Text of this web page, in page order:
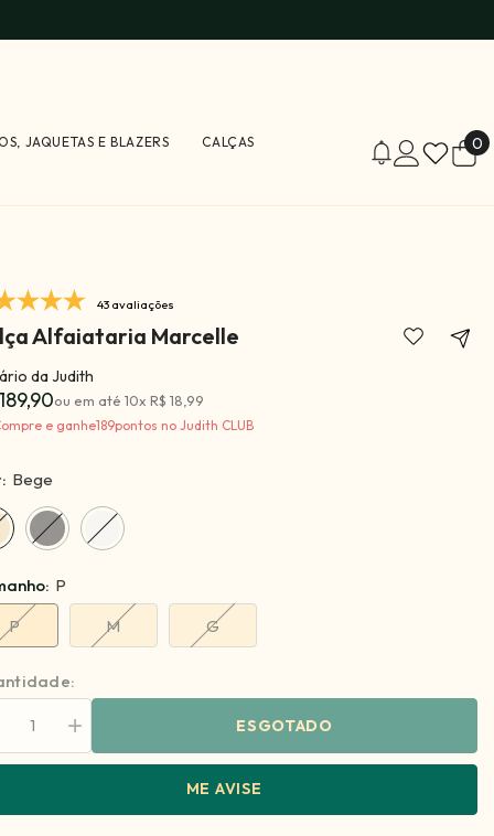
JAQUETAS E BLAZERS CALÇAS 00
43 avaliações
Alfaiataria Marcelle
da Judith
ou em até10xR$ 18,99
e ganhe189pontos no Judith CLUB
Bege
P
P
M G
Aumentar
quantidade
para
Marcelle
ESGOTADO
ME AVISE